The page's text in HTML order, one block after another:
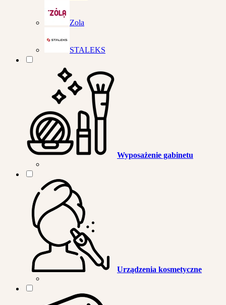
Zola
STALEKS
Wyposażenie gabinetu
Urządzenia kosmetyczne